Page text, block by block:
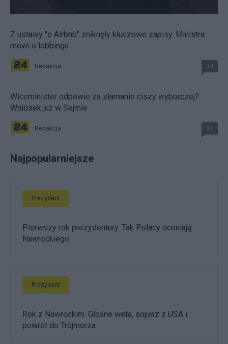
Z ustawy "o Airbnb" zniknęły kluczowe zapisy. Ministra
mówi o lobbingu
Redakcja 34
Wiceminister odpowie za złamanie ciszy wyborczej?
Wniosek już w Sejmie
Redakcja 37
Najpopularniejsze
Prezydent
Pierwszy rok prezydentury. Tak Polacy oceniają
Nawrockiego
Prezydent
Rok z Nawrockim. Głośne weta, sojusz z USA i
powrót do Trójmorza